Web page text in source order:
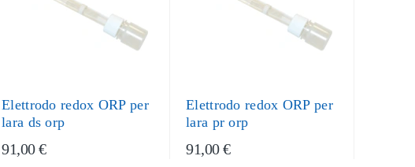
Elettrodo redox ORP per
lara ds orp
91,00 €
Elettrodo redox ORP per
lara pr orp
91,00 €